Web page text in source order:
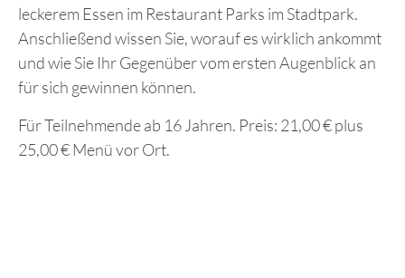
leckerem Essen im Restaurant Parks im Stadtpark.
Anschließend wissen Sie, worauf es wirklich ankommt
und wie Sie Ihr Gegenüber vom ersten Augenblick an
für sich gewinnen können.
Für Teilnehmende ab 16 Jahren. Preis: 21,00 € plus
25,00 € Menü vor Ort.